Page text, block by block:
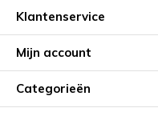
Klantenservice
Mijn account
Categorieën